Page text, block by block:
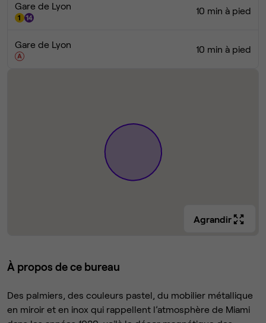
Gare de Lyon 10 min à pied
Gare de Lyon 10 min à pied
Agrandir
À propos de ce bureau
Des palmiers, des couleurs pastel, du mobilier métallique
en miroir et en inox qui rappellent l’atmosphère de Miami